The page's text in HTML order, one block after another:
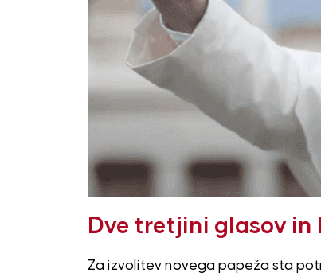
Dve tretjini glasov
Za izvolitev novega papeža sta